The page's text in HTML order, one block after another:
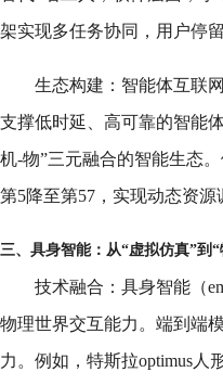
架实现多任务协同，用户停
生态构建：智能体互联
支撑低时延、高可靠的智能
机-物”三元融合的智能生态
第5降至第57，实现动态资源
三、具身智能：从“虚拟仿真”到
技术融合：具身智能（
物理世界交互能力。端到端
力。例如，特斯拉optimus人